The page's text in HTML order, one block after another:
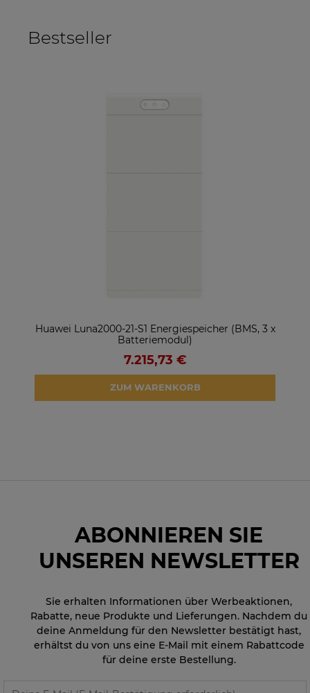
Bestseller
Huawei Luna2000-21-S1 Energiespeicher (BMS, 3 x
Batteriemodul)
7.215,73 €
ZUM WARENKORB
ABONNIEREN SIE
UNSEREN NEWSLETTER
Sie erhalten Informationen über Werbeaktionen,
Rabatte, neue Produkte und Lieferungen. Nachdem du
deine Anmeldung für den Newsletter bestätigt hast,
erhältst du von uns eine E-Mail mit einem Rabattcode
für deine erste Bestellung.